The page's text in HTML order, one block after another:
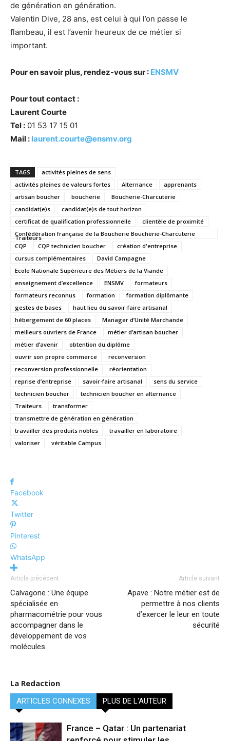
de génération en génération.
Valentin Dive, 28 ans, est celui à qui l’on passe le
flambeau, il est l’avenir heureux de ce métier si
important.
Pour en savoir plus, rendez-vous sur : ENSMV
Pour tout contact :
Laurent Courte
Tel : 01 53 17 15 01
Mail : laurent.courte@ensmv.org
TAGS
activités pleines de sens
activités pleines de valeurs fortes
Alternance
apprenants
artisan boucher
boucherie
Boucherie-Charcuterie
candidat(e)s
candidat(e)s de tout horizon
certificat de qualification professionnelle
clientèle de proximité
Confédération française de la Boucherie Boucherie-Charcuterie
Traiteurs
CQP
CQP technicien boucher
création d'entreprise
cursus complémentaires
David Campagne
Ecole Nationale Supérieure des Métiers de la Viande
enseignement d’excellence
ENSMV
formateurs
formateurs reconnus
formation
formation diplômante
gestes de bases
haut lieu du savoir-faire artisanal
hébergement de 60 places
Manager d’Unité Marchande
meilleurs ouvriers de France
métier d’artisan boucher
métier d’avenir
obtention du diplôme
ouvrir son propre commerce
reconversion
reconversion professionnelle
réorientation
reprise d’entreprise
savoir-faire artisanal
sens du service
technicien boucher
technicien boucher en alternance
Traiteurs
transformer
transmettre de génération en génération
travailler des produits nobles
travailler en laboratoire
valoriser
véritable Campus
Facebook
Twitter
Pinterest
WhatsApp
Article précédent
Calvagone : Une équipe
spécialisée en
pharmacométrie pour vous
accompagner dans le
développement de vos
molécules
Article suivant
Apave : Notre métier est de
permettre à nos clients
d’exercer le leur en toute
sécurité
La Redaction
ARTICLES CONNEXES PLUS DE L'AUTEUR
France – Qatar : Un partenariat